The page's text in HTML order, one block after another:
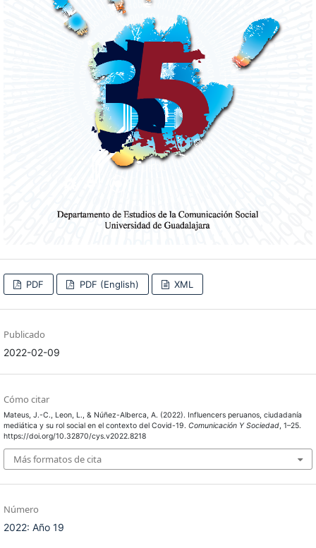
PDF PDF (English) XML
Publicado
2022-02-09
Cómo citar
Mateus, J.-C., Leon, L., & Núñez-Alberca, A. (2022). Influencers peruanos, ciudadanía
mediática y su rol social en el contexto del Covid-19. Comunicación Y Sociedad, 1–25.
https://doi.org/10.32870/cys.v2022.8218
Más formatos de cita
Número
2022: Año 19